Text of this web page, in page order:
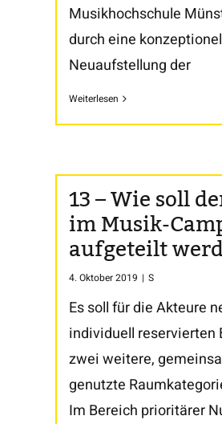
Musikhochschule
durch eine
Neuaufstellung der
Weiterlesen
13 – Wie soll
im Musik-
aufgeteilt
4. Oktober 2019 | S
Es soll für die Akteure
individuell reservierten
zwei weitere,
genutzte
Im Bereich prioritärer